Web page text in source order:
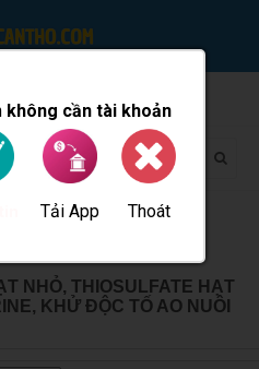
không cần tài khoản
Tải App Thoát
NHỎ, THIOSULFATE HẠT
KHỬ ĐỘC TỐ AO NUÔI